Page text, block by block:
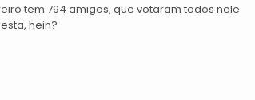
tem 794 amigos, que votaram todos nele
hein?